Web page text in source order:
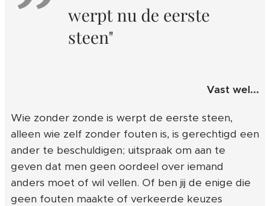
werpt nu de eerste
steen"
Vast wel...
Wie zonder zonde is werpt de eerste steen,
alleen wie zelf zonder fouten is, is gerechtigd een
ander te beschuldigen; uitspraak om aan te
geven dat men geen oordeel over iemand
anders moet of wil vellen. Of ben jij de enige die
geen fouten maakte of verkeerde keuzes